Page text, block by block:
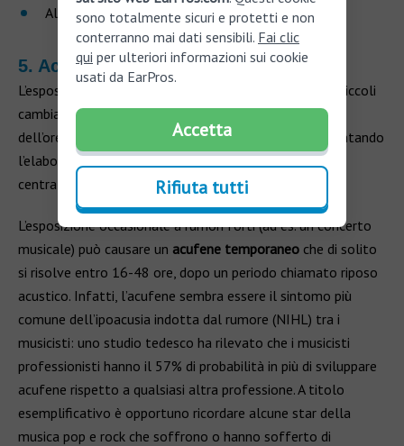
Alcuni farmaci usati per la cura del COVID-19,
5. Acufene indotto da rumore
L’esposizione prolungata a rumore può provocare dei piccoli
cambiamenti temporanei nelle cellule ciliate esterne
dell’orecchio, innescando fenomeni di acufene e aumentando
l’elaborazione del suono da parte del sistema uditivo
centrale.
L’esposizione occasionale a rumori forti (ad es. un concerto
musicale) può causare un acufene temporaneo che di solito
si risolve entro 16-48 ore, dopo un periodo chiamato riposo
acustico. Infatti, l’acufene sembra essere il sintomo più
comune dell’ipoacusia indotta dal rumore (NIHL) tra i
musicisti: uno studio tedesco ha rilevato che i musicisti
professionisti hanno il 57% di probabilità in più di sviluppare
acufene rispetto a qualsiasi altra professione. A titolo
esemplificativo è opportuno ricordare alcune star della
musica pop e rock che soffrono o hanno sofferto di
sono totalmente sicuri e protetti e non
conterranno mai dati sensibili. Fai clic
qui per ulteriori informazioni sui cookie
usati da EarPros.
Accetta
Rifiuta tutti